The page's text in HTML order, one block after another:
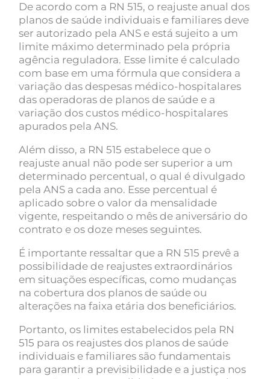
De acordo com a RN 515, o reajuste anual dos
planos de saúde individuais e familiares deve
ser autorizado pela ANS e está sujeito a um
limite máximo determinado pela própria
agência reguladora. Esse limite é calculado
com base em uma fórmula que considera a
variação das despesas médico-hospitalares
das operadoras de planos de saúde e a
variação dos custos médico-hospitalares
apurados pela ANS.
Além disso, a RN 515 estabelece que o
reajuste anual não pode ser superior a um
determinado percentual, o qual é divulgado
pela ANS a cada ano. Esse percentual é
aplicado sobre o valor da mensalidade
vigente, respeitando o mês de aniversário do
contrato e os doze meses seguintes.
É importante ressaltar que a RN 515 prevê a
possibilidade de reajustes extraordinários
em situações específicas, como mudanças
na cobertura dos planos de saúde ou
alterações na faixa etária dos beneficiários.
Portanto, os limites estabelecidos pela RN
515 para os reajustes dos planos de saúde
individuais e familiares são fundamentais
para garantir a previsibilidade e a justiça nos